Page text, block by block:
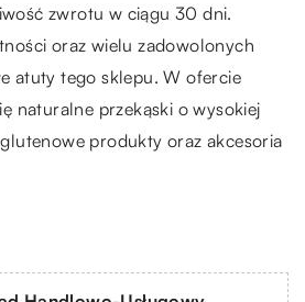
zwrotu w ciągu 30 dni.
oraz wielu zadowolonych
atuty tego sklepu. W ofercie
naturalne przekąski o wysokiej
produkty oraz akcesoria